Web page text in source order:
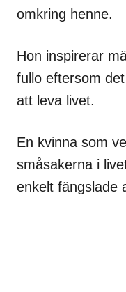
omkring henne.
Hon inspirerar
fullo eftersom
att leva livet.
En kvinna som
småsakerna i
enkelt fängslade